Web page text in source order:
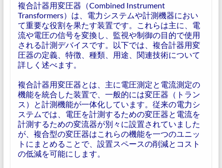
複合計器用変圧器（Combined Instrument
Transformers）は、電力システムや計測機器におい
て重要な役割を果たす装置です。これらは主に、電
流や電圧の信号を変換し、監視や制御の目的で使用
される計測デバイスです。以下では、複合計器用変
圧器の定義、特徴、種類、用途、関連技術について
詳しく述べます。
複合計器用変圧器とは、主に電圧測定と電流測定の
機能を統合した装置で、一般的には変圧器（トラン
ス）と計測機能が一体化しています。従来の電力シ
ステムでは、電圧を計測するための変圧器と電流を
計測するための変流器が別々に設置されていました
が、複合型の変圧器はこれらの機能を一つのユニッ
トにまとめることで、設置スペースの削減とコスト
の低減を可能にします。